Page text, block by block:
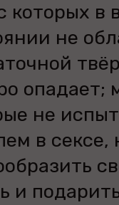
которых в
не
опадает;
не
в сексе,
и